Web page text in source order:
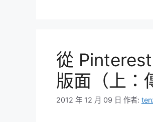
從
版面（上：
2012 年 12 月 09 日 作者: